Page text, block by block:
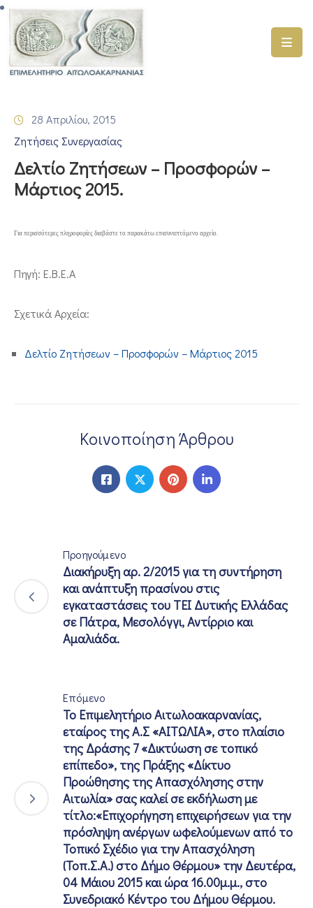
ΑΡΧΙΚΗ
ΓΕΜΗ
–
ΠΡΟΓΡΑΜΜΑΤΑ
ΣΥΜΜΕΤΟΧΗ
ΕΤΑΙΡΕΙΕΣ
28 Απριλίου, 2015
Ζητήσεις Συνεργασίας
Δελτίο Ζητήσεων – Προσφορών –
Μάρτιος 2015.
Για περισσότερες πληροφορίες διαβάστε το παρακάτω επισυναπτόμενο αρχείο.
Πηγή: Ε.Β.Ε.Α
Σχετικά Αρχεία:
Δελτίο Ζητήσεων – Προσφορών – Μάρτιος 2015
Κοινοποίηση Άρθρου
Προηγούμενο
Διακήρυξη αρ. 2/2015 για τη συντήρηση
και ανάπτυξη πρασίνου στις
εγκαταστάσεις του ΤΕΙ Δυτικής Ελλάδας
σε Πάτρα, Μεσολόγγι, Αντίρριο και
Αμαλιάδα.
Επόμενο
Το Επιμελητήριο Αιτωλοακαρνανίας,
εταίρος της Α.Σ «ΑΙΤΩΛΙΑ», στο πλαίσιο
της Δράσης 7 «Δικτύωση σε τοπικό
επίπεδο», της Πράξης «Δίκτυο
Προώθησης της Απασχόλησης στην
Αιτωλία» σας καλεί σε εκδήλωση με
τίτλο:«Επιχορήγηση επιχειρήσεων για την
πρόσληψη ανέργων ωφελούμενων από το
Τοπικό Σχέδιο για την Απασχόληση
(Τοπ.Σ.Α.) στο Δήμο Θέρμου» την Δευτέρα,
04 Μάιου 2015 και ώρα 16.00μ.μ., στο
Συνεδριακό Κέντρο του Δήμου Θέρμου.